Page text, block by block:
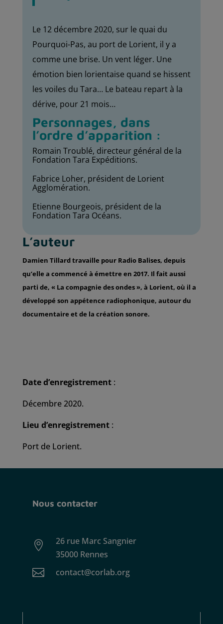
Le 12 décembre 2020, sur le quai du
Pourquoi-Pas, au port de Lorient, il y a
comme une brise. Un vent léger. Une
émotion bien lorientaise quand se hissent
les voiles du Tara… Le bateau repart à la
dérive, pour 21 mois…
Personnages, dans
l’ordre d’apparition :
Romain Troublé, directeur général de la
Fondation Tara Expéditions.
Fabrice Loher, président de Lorient
Agglomération.
Etienne Bourgeois, président de la
Fondation Tara Océans.
L’auteur
Damien Tillard travaille pour Radio Balises, depuis
qu’elle a commencé à émettre en 2017. Il fait aussi
parti de, « La compagnie des ondes », à Lorient, où il a
développé son appétence radiophonique, autour du
documentaire et de la création sonore.
Date d’enregistrement:
Décembre 2020.
Lieu d’enregistrement:
Port de Lorient.
Nous contacter

26 rue Marc Sangnier
35000 Rennes
 contact@corlab.org